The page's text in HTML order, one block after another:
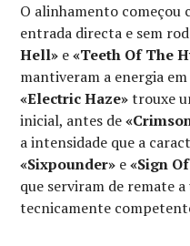
O alinhamento começou
entrada directa e sem
Hell» e«Teeth Of The
mantiveram a energia em
«Electric Haze»trouxe
inicial, antes de
a intensidade que a
«Sixpounder» e«Sign
que serviram de remate
tecnicamente